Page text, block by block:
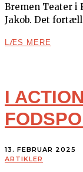
Bremen Teater i
Jakob. Det
LÆS MERE
I
13. FEBRUAR 2025
ARTIKLER